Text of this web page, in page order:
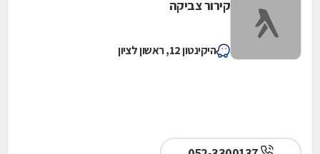
קירור צביקה
היקינטון 12, ראשון לציון